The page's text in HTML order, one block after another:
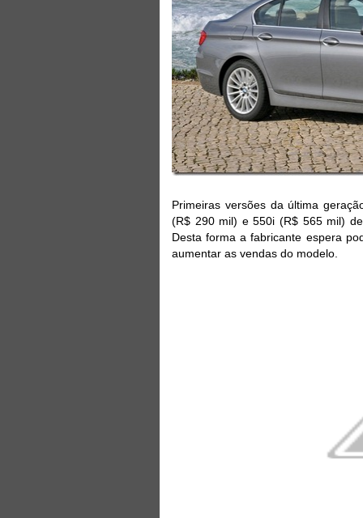
Primeiras versões da última
(R$ 290 mil) e 550i (R$ 565 mil)
Desta forma a fabricante espera
aumentar as vendas do modelo.